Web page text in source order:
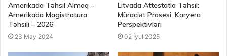
Amerikada Təhsil Almaq –
Amerikada Magistratura
Təhsili – 2026
23 May 2024
Litvada Attestatla Təhsil:
Müraciət Prosesi, Karyera
Perspektivləri
02 İyul 2025